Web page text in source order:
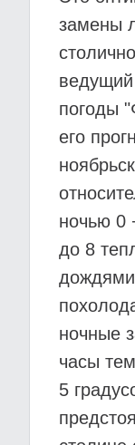
замены
ведущий
погоды
его
ночью 0
до 8
ночные
часы
5